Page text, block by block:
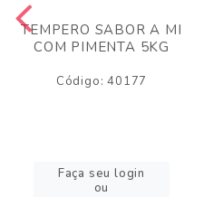
TEMPERO SABOR A MI
COM PIMENTA 5KG
Código: 40177
Faça seu login
ou